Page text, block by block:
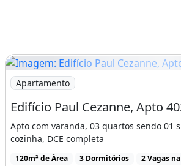
Características:
Características do
Academia
Armários Embutidos
Área De Serviço
Imagem: Edifício Paul Cezanne, Apto
Apartamento
Edifício Paul Cezanne, Apto
Apto com varanda, 03 quartos sendo 01
cozinha, DCE completa
120m² de Área 3 Dormitórios
2 Vagas